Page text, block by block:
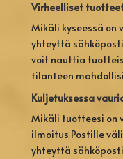
Virheelliset
Mikäli kyseessä on
yhteyttä
voit nauttia
tilanteen
Kuljetuksessa
Mikäli tuotteesi on
ilmoitus Postille
yhteyttä